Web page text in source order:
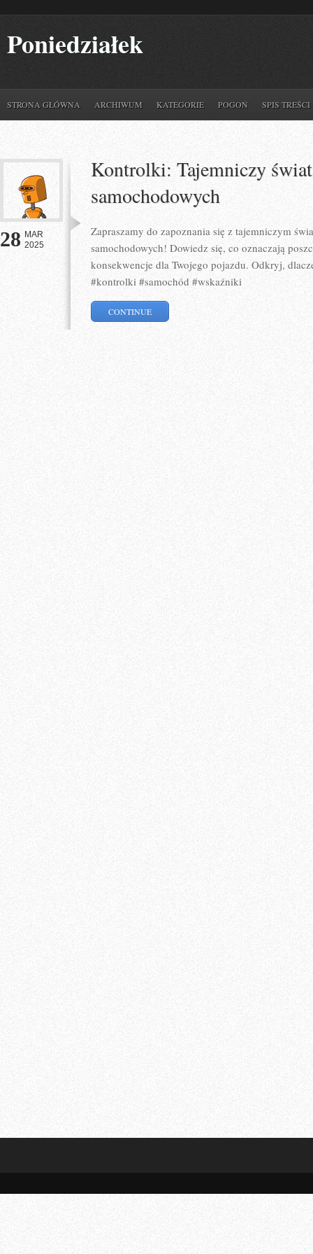
Poniedziałek
STRONA GŁÓWNA ARCHIWUM KATEGORIE POGOŃ SPIS TREŚCI
28 MAR
2025
Kontrolki: Tajemniczy
samochodowych
Zapraszamy do zapoznania się z tajemniczym
samochodowych! Dowiedz się, co oznaczają
konsekwencje dla Twojego pojazdu. Odkryj,
#kontrolki #samochód #wskaźniki
CONTINUE